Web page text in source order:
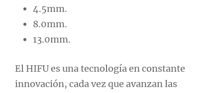
4.5mm.
8.0mm.
13.0mm.
El HIFU es una tecnología en constante
innovación, cada vez que avanzan las